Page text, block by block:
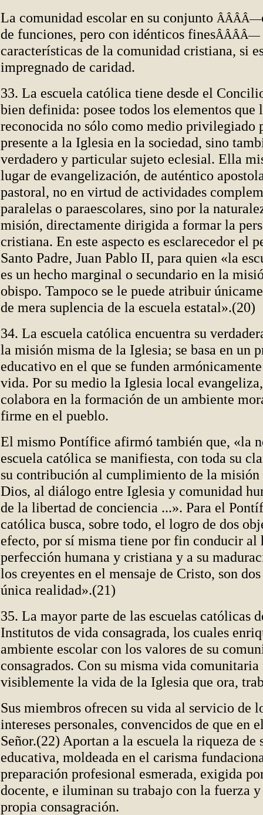
La comunidad escolar en su conjunto ÂÂÂÂ—
de funciones, pero con idénticos finesÂÂÂÂ—
características de la comunidad cristiana, si
impregnado de caridad.
33. La escuela católica tiene desde el
bien definida: posee todos los elementos que
reconocida no sólo como medio privilegiado
presente a la Iglesia en la sociedad, sino
verdadero y particular sujeto eclesial. Ella
lugar de evangelización, de auténtico
pastoral, no en virtud de actividades
paralelas o paraescolares, sino por la
misión, directamente dirigida a formar la
cristiana. En este aspecto es esclarecedor el
Santo Padre, Juan Pablo II, para quien «la
es un hecho marginal o secundario en la
obispo. Tampoco se le puede atribuir
de mera suplencia de la escuela estatal».(20)
34. La escuela católica encuentra su
la misión misma de la Iglesia; se basa en un
educativo en el que se funden
vida. Por su medio la Iglesia local
colabora en la formación de un ambiente
firme en el pueblo.
El mismo Pontífice afirmó también que, «la
escuela católica se manifiesta, con toda su
su contribución al cumplimiento de la misión
Dios, al diálogo entre Iglesia y comunidad
de la libertad de conciencia ...». Para el
católica busca, sobre todo, el logro de dos
efecto, por sí misma tiene por fin conducir al
perfección humana y cristiana y a su
los creyentes en el mensaje de Cristo, son
única realidad».(21)
35. La mayor parte de las escuelas católicas
Institutos de vida consagrada, los cuales
ambiente escolar con los valores de su
consagrados. Con su misma vida
visiblemente la vida de la Iglesia que ora,
Sus miembros ofrecen su vida al servicio de
intereses personales, convencidos de que en
Señor.(22) Aportan a la escuela la riqueza de
educativa, moldeada en el carisma
preparación profesional esmerada, exigida
docente, e iluminan su trabajo con la fuerza
propia consagración.